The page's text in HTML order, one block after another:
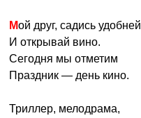
Мой друг, садись удобней
И открывай вино.
Сегодня мы отметим
Праздник — день кино.
Триллер, мелодрама,